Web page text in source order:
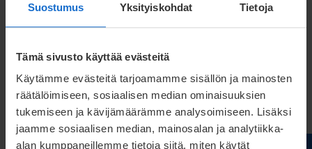
Suostumus Yksityiskohdat Tietoja
Tämä sivusto käyttää evästeitä
Käytämme evästeitä tarjoamamme sisällön ja mainosten
räätälöimiseen, sosiaalisen median ominaisuuksien
tukemiseen ja kävijämäärämme analysoimiseen. Lisäksi
jaamme sosiaalisen median, mainosalan ja analytiikka-
alan kumppaneillemme tietoja siitä, miten käytät
Pirkka Nykvist
Engineering & NPI Manager
pirkka.nykvist@meconet.net